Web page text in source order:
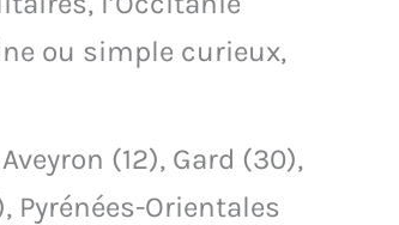
ou simple curieux,
(12), Gard (30),
Pyrénées-Orientales